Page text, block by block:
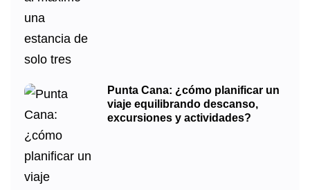
Punta Cana: ¿cómo planificar un
viaje equilibrando descanso,
excursiones y actividades?